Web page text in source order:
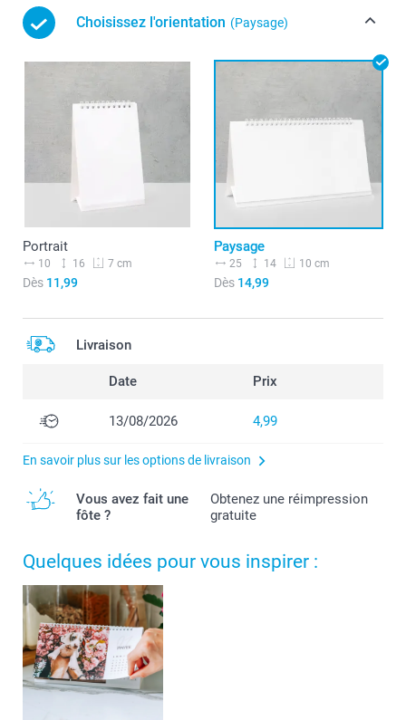
Choisissez l'orientation (Paysage)
Portrait
10 16 7 cm
Dès 11,99
Paysage
25 14 10 cm
Dès14,99
Livraison
Date Prix
13/08/2026 4,99
En savoir plus sur les options de livraison
Vous avez fait une
fôte ?
Obtenez une réimpression
gratuite
Quelques idées pour vous inspirer :